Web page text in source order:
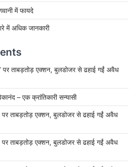
में फायदे
में अधिक जानकारी
पर ताबड़तोड़ एक्शन, बुलडोजर से ढहाई गईं अवैध
– एक क्रांतिकारी सन्यासी
पर ताबड़तोड़ एक्शन, बुलडोजर से ढहाई गईं अवैध
पर ताबड़तोड़ एक्शन, बुलडोजर से ढहाई गईं अवैध